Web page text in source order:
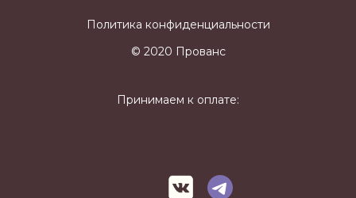
© 2020 Прованс
Политика конфиденциальности
Принимаем к оплате: